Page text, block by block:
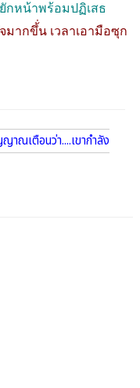
กหน้าพร้อมปฏิเสธ
มากขึ้่น เวลาเอามือซุก
าณเตือนว่า....เขากำลัง